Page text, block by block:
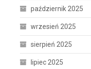
październik 2025
wrzesień 2025
sierpień 2025
lipiec 2025